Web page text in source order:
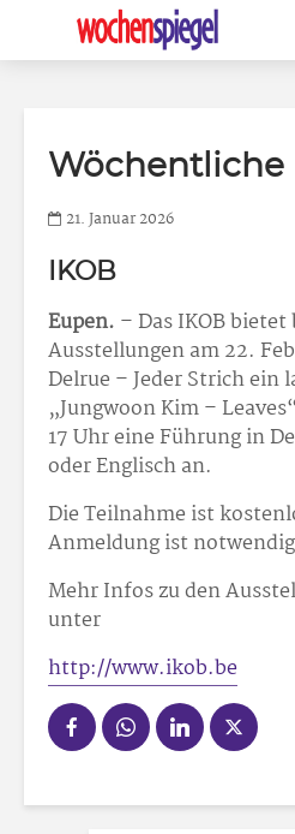
Wöchentliche
21. Januar 2026
IKOB
Eupen. – Das IKOB
Ausstellungen am 22.
Delrue – Jeder Strich ein
„Jungwoon Kim –
17 Uhr eine Führung in
oder Englisch an.
Die Teilnahme ist
Anmeldung ist
Mehr Infos zu den
unter
http://www.ikob.be